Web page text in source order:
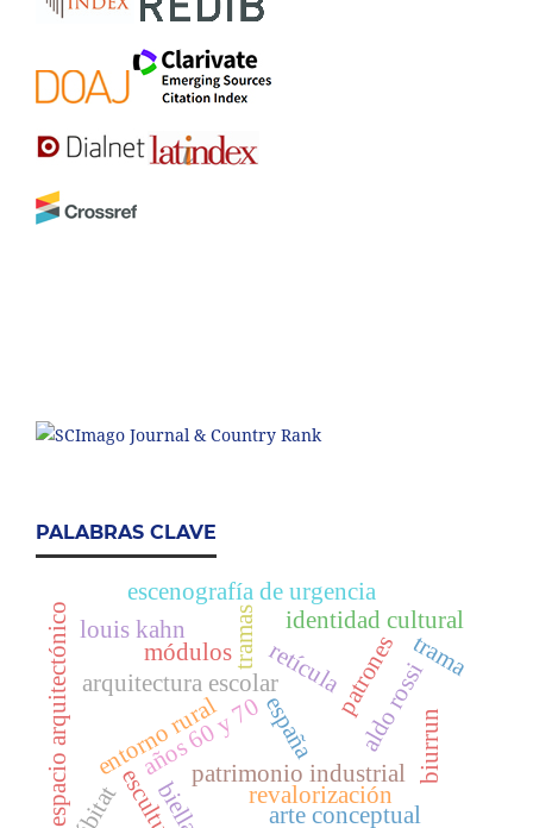
PALABRAS CLAVE
arquitectura escolar
españa
años 60 y 70
patrones
módulostramas
patrimonio industrial
biella
entorno rural
revalorización
identidad cultural
escenografía de urgencia
aldo rossi
louis kahn
espacio arquitectónico biurrun
retícula
arte conceptual
trama